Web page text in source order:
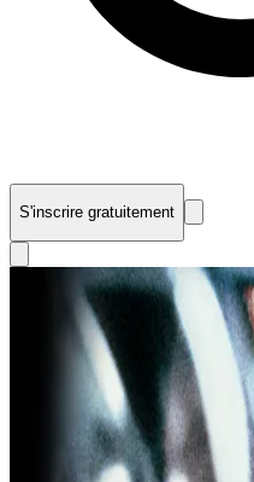
S'inscrire gratuitement